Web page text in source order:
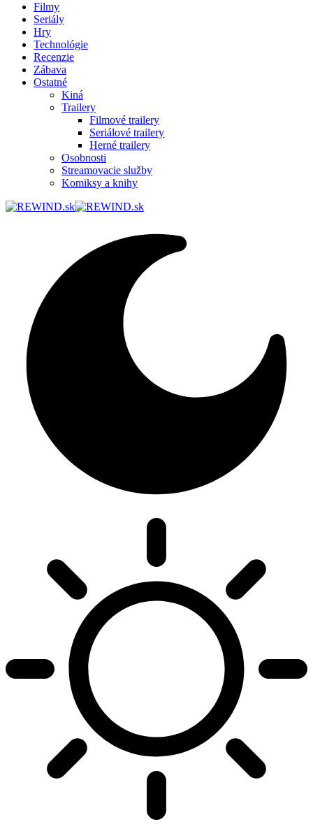
Filmy
Seriály
Hry
Technológie
Recenzie
Zábava
Ostatné
Kiná
Trailery
Filmové trailery
Seriálové trailery
Herné trailery
Osobnosti
Streamovacie služby
Komiksy a knihy